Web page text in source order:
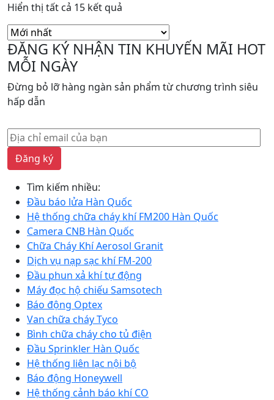
Hiển thị tất cả 15 kết quả
sắp
theo
nhất
ĐĂNG KÝ NHẬN TIN KHUYẾN MÃI HOT
MỖI NGÀY
Đừng bỏ lỡ hàng ngàn sản phẩm từ chương trình siêu
hấp dẫn
Đăng ký
Tìm kiếm nhiều:
Đầu báo lửa Hàn Quốc
Hệ thống chữa cháy khí FM200 Hàn Quốc
Camera CNB Hàn Quốc
Chữa Cháy Khí Aerosol Granit
Dịch vụ nạp sạc khí FM-200
Đầu phun xả khí tự động
Máy đọc hộ chiếu Samsotech
Báo động Optex
Van chữa cháy Tyco
Bình chữa cháy cho tủ điện
Đầu Sprinkler Hàn Quốc
Hệ thống liên lạc nội bộ
Báo động Honeywell
Hệ thống cảnh báo khí CO